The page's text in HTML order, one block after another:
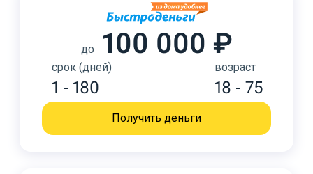
до 100 000 ₽
срок (дней)
1 - 180
возраст
18 - 75
Получить деньги